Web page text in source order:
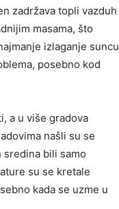
zadržava topli vazduh
masama, što
izlaganje suncu
posebno kod
a u više gradova
našli su se
sredina bili samo
su se kretale
kada se uzme u